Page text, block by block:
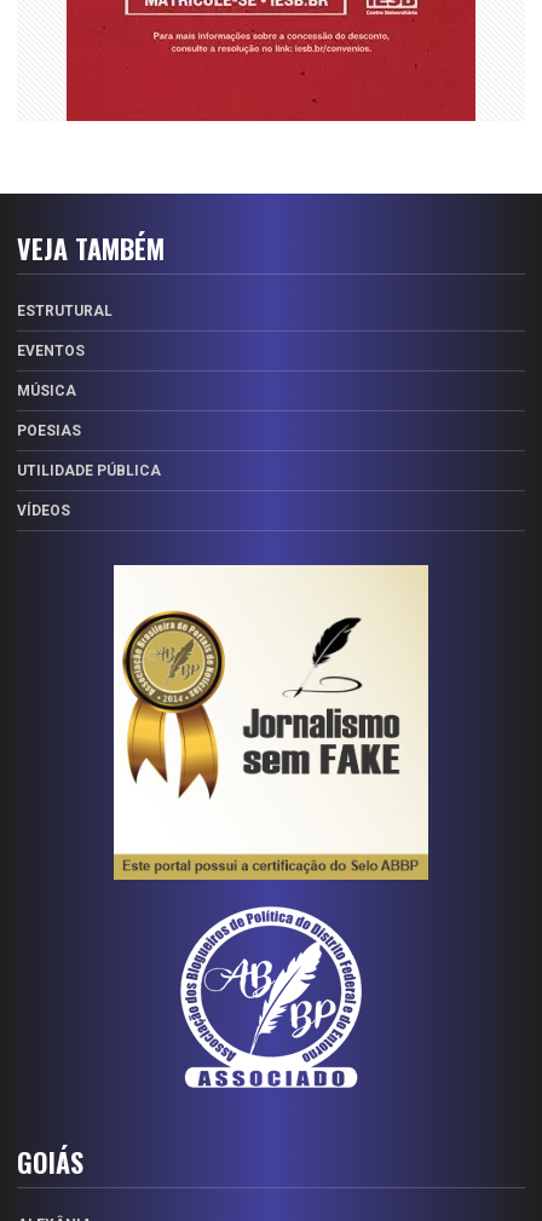
VEJA TAMBÉM
ESTRUTURAL
EVENTOS
MÚSICA
POESIAS
UTILIDADE PÚBLICA
VÍDEOS
GOIÁS